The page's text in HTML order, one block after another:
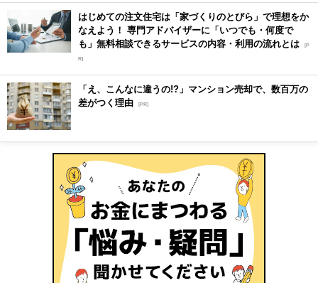
はじめての注文住宅は「家づくりのとびら」で理想をか
なえよう！ 専門アドバイザーに「いつでも・何度で
も」無料相談できるサービスの内容・利用の流れとは [P
R]
「え、こんなに違うの!?」マンション売却で、数百万の
差がつく理由 [PR]